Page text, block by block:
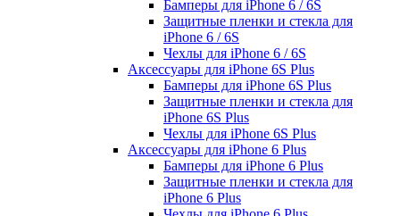
Бамперы для iPhone 6 / 6S
Защитные пленки и стекла для
iPhone 6 / 6S
Чехлы для iPhone 6 / 6S
Аксессуары для iPhone 6S Plus
Бамперы для iPhone 6S Plus
Защитные пленки и стекла для
iPhone 6S Plus
Чехлы для iPhone 6S Plus
Аксессуары для iPhone 6 Plus
Бамперы для iPhone 6 Plus
Защитные пленки и стекла для
iPhone 6 Plus